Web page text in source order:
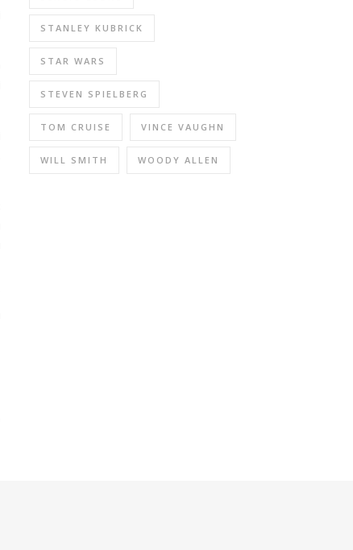
STANLEY KUBRICK
STAR WARS
STEVEN SPIELBERG
TOM CRUISE VINCE VAUGHN
WILL SMITH WOODY ALLEN